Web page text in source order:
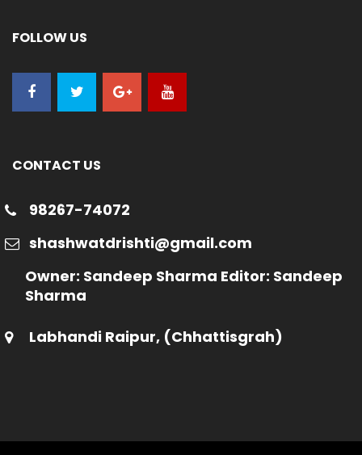
FOLLOW US
CONTACT US
98267-74072
shashwatdrishti@gmail.com
Owner: Sandeep Sharma Editor: Sandeep
Sharma
Labhandi Raipur, (Chhattisgrah)